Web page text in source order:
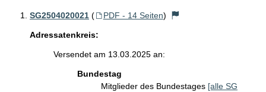
SG2504020021 ( PDF - 14 Seiten)
Adressatenkreis:
Versendet am 13.03.2025 an:
Bundestag
Mitglieder des Bundestages [alle SG